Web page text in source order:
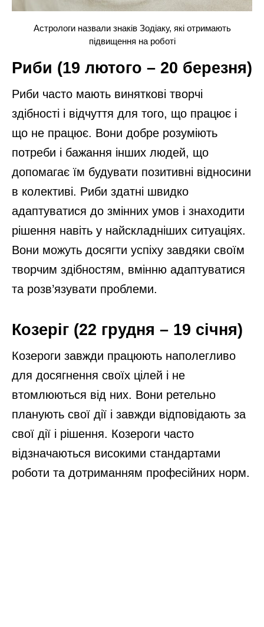
Астрологи назвали знаків Зодіаку, які отримають
підвищення на роботі
Риби (19 лютого – 20 березня)
Риби часто мають виняткові творчі
здібності і відчуття для того, що працює і
що не працює. Вони добре розуміють
потреби і бажання інших людей, що
допомагає їм будувати позитивні відносини
в колективі. Риби здатні швидко
адаптуватися до змінних умов і знаходити
рішення навіть у найскладніших ситуаціях.
Вони можуть досягти успіху завдяки своїм
творчим здібностям, вмінню адаптуватися
та розв’язувати проблеми.
Козеріг (22 грудня – 19 січня)
Козероги завжди працюють наполегливо
для досягнення своїх цілей і не
втомлюються від них. Вони ретельно
планують свої дії і завжди відповідають за
свої дії і рішення. Козероги часто
відзначаються високими стандартами
роботи та дотриманням професійних норм.